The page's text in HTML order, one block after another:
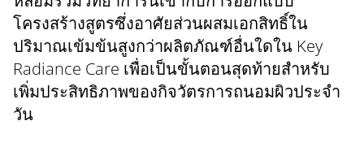
โครงสร้างสูตรซึ่งอาศัยส่วนผสมเอกสิทธิ์ใน
ปริมาณเข้มข้นสูงกว่าผลิตภัณฑ์อื่นใดใน Key
Radiance Care เพื่อเป็นขั้นตอนสุดท้ายสำหรับ
เพิ่มประสิทธิภาพของกิจวัตรการถนอมผิวประจำ
วัน